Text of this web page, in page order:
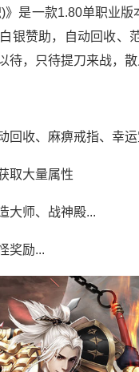
)》是一款1.80单职业
银赞助，自动回收、
待，只待提刀来战，
回收、麻痹戒指、幸
取大量属性
大师、战神殿...
奖励...